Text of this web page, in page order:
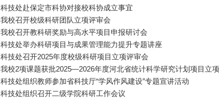
科技处赴保定市科协对接校科协成立事宜
我校召开校级科研团队立项评审会
我校召开教科研奖励与高水平项目申报研讨会
科技处举办科研项目与成果管理能力提升专题讲座
科技处召开2025年度校级科研项目立项评审会
我校2项课题获批2025—2026年度河北省统计科学研究计划项目立项
科技处组织教师参加省科技厅“学风作风建设”专题宣讲活动
科技处组织召开二级学院科研工作会议